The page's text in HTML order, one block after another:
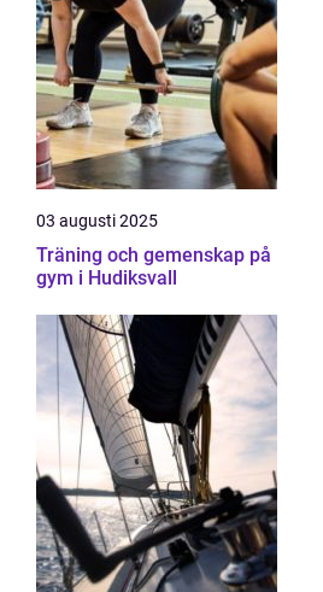
03 augusti 2025
Träning och gemenskap på
gym i Hudiksvall